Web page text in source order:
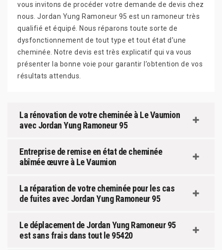
vous invitons de procéder votre demande de devis chez
nous. Jordan Yung Ramoneur 95 est un ramoneur très
qualifié et équipé. Nous réparons toute sorte de
dysfonctionnement de tout type et tout état d’une
cheminée. Notre devis est très explicatif qui va vous
présenter la bonne voie pour garantir l’obtention de vos
résultats attendus.
La rénovation de votre cheminée à Le Vaumion
avec Jordan Yung Ramoneur 95
Entreprise de remise en état de cheminée
abîmée œuvre à Le Vaumion
La réparation de votre cheminée pour les cas
de fuites avec Jordan Yung Ramoneur 95
Le déplacement de Jordan Yung Ramoneur 95
est sans frais dans tout le 95420